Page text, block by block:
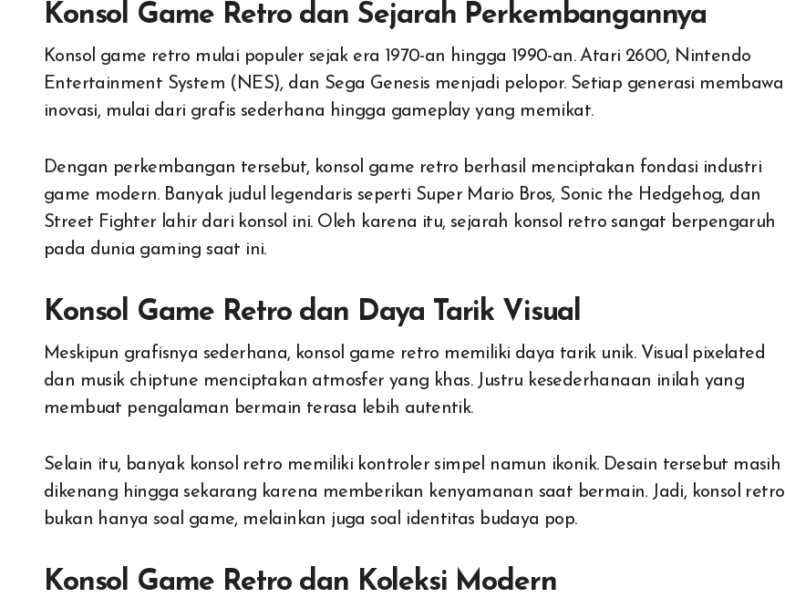
Konsol Game Retro dan Sejarah Perkembangannya
Konsol game retro mulai populer sejak era 1970-an hingga 1990-an. Atari 2600, Nintendo
Entertainment System (NES), dan Sega Genesis menjadi pelopor. Setiap generasi membawa
inovasi, mulai dari grafis sederhana hingga gameplay yang memikat.
Dengan perkembangan tersebut, konsol game retro berhasil menciptakan fondasi industri
game modern. Banyak judul legendaris seperti Super Mario Bros, Sonic the Hedgehog, dan
Street Fighter lahir dari konsol ini. Oleh karena itu, sejarah konsol retro sangat berpengaruh
pada dunia gaming saat ini.
Konsol Game Retro dan Daya Tarik Visual
Meskipun grafisnya sederhana, konsol game retro memiliki daya tarik unik. Visual pixelated
dan musik chiptune menciptakan atmosfer yang khas. Justru kesederhanaan inilah yang
membuat pengalaman bermain terasa lebih autentik.
Selain itu, banyak konsol retro memiliki kontroler simpel namun ikonik. Desain tersebut masih
dikenang hingga sekarang karena memberikan kenyamanan saat bermain. Jadi, konsol retro
bukan hanya soal game, melainkan juga soal identitas budaya pop.
Konsol Game Retro dan Koleksi Modern